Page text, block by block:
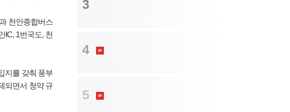
천안종합버스
IC, 1번국도, 천
지를 갖춰 풍부
되면서 청약 규
3
4
5